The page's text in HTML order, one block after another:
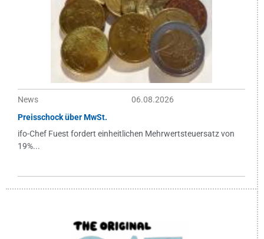
News
06.08.2026
Preisschock über MwSt.
ifo-Chef Fuest fordert einheitlichen Mehrwertsteuersatz von
19%...